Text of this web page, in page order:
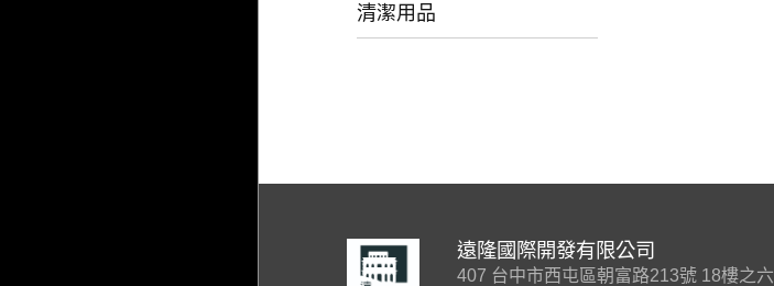
清潔用品
遠隆國際開發有限公司
407 台中市西屯區朝富路213號 18樓之六